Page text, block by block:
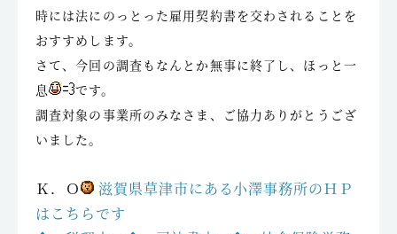
時には法にのっとった雇用契約書を交わされることを
おすすめします。
さて、今回の調査もなんとか無事に終了し、ほっと一
息
です。
調査対象の事業所のみなさま、ご協力ありがとうござ
いました。
Ｋ．Ｏ
滋賀県草津市にある小澤事務所のＨＰ
はこちらです